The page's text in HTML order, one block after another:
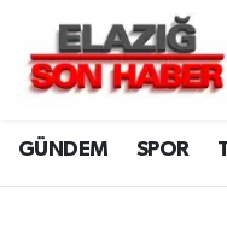
GÜNDEM SPOR
CANLI YAYIN
ASAYİŞ
BİLİM VE
Merkez Hava
Merkez Trafik
Süper Lig Puan